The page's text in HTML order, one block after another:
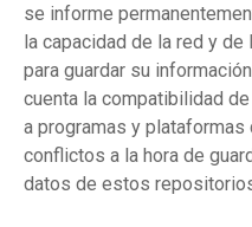
se informe
la capacidad de la red y
para guardar su
cuenta la compatibilidad
a programas y plataformas
conflictos a la hora de
datos de estos